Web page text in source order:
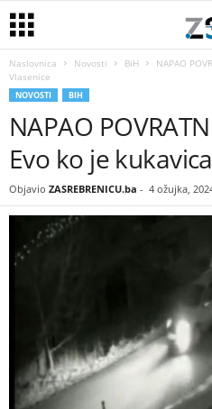
Naslovnica Novosti BiH
NAPAO
Vlasenice
NOVOSTI BIH
NAPAO
Evo ko je
Objavio ZASREBRENICU.ba - 4 ožujka,